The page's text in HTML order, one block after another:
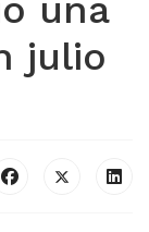
una
julio